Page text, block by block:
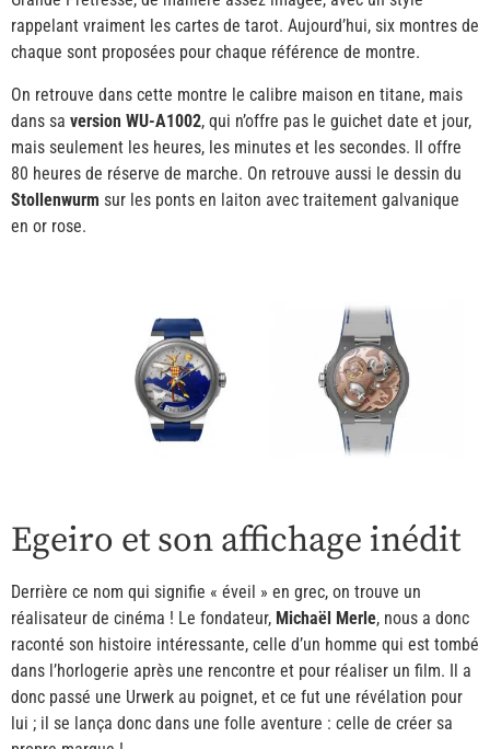
rappelant vraiment les cartes de tarot. Aujourd’hui, six montres de
chaque sont proposées pour chaque référence de montre.
On retrouve dans cette montre le calibre maison en titane, mais
dans sa version WU-A1002, qui n’offre pas le guichet date et jour,
mais seulement les heures, les minutes et les secondes. Il offre
80 heures de réserve de marche. On retrouve aussi le dessin du
Stollenwurm sur les ponts en laiton avec traitement galvanique
en or rose.
Egeiro et son affichage inédit
Derrière ce nom qui signifie « éveil » en grec, on trouve un
réalisateur de cinéma ! Le fondateur, Michaël Merle, nous a donc
raconté son histoire intéressante, celle d’un homme qui est tombé
dans l’horlogerie après une rencontre et pour réaliser un film. Il a
donc passé une Urwerk au poignet, et ce fut une révélation pour
lui ; il se lança donc dans une folle aventure : celle de créer sa